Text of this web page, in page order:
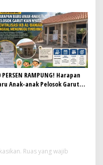
Biarkan Masa Depan Anak
Hancur
PERSEN RAMPUNG! Harapan
Anak-anak Pelosok Garut
Ruas yang wajib